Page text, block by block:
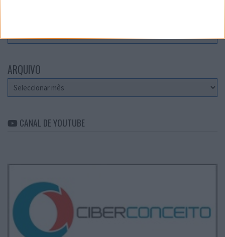
ARQUIVO
Arquivo
CANAL DE YOUTUBE